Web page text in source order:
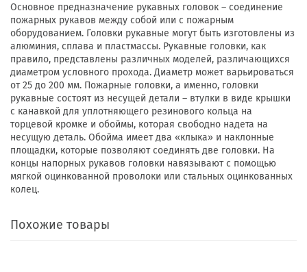
Основное предназначение рукавных головок – соединение
пожарных рукавов между собой или с пожарным
оборудованием. Головки рукавные могут быть изготовлены из
алюминия, сплава и пластмассы. Рукавные головки, как
правило, представлены различных моделей, различающихся
диаметром условного прохода. Диаметр может варьироваться
от 25 до 200 мм. Пожарные головки, а именно, головки
рукавные состоят из несущей детали – втулки в виде крышки
с канавкой для уплотняющего резинового кольца на
торцевой кромке и обоймы, которая свободно надета на
несущую деталь. Обойма имеет два «клыка» и наклонные
площадки, которые позволяют соединять две головки. На
концы напорных рукавов головки навязывают с помощью
мягкой оцинкованной проволоки или стальных оцинкованных
колец.
Похожие товары